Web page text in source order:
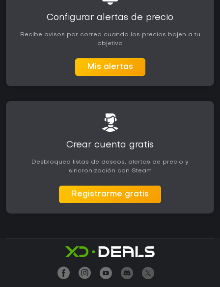
Configurar alertas de precio
Recibe avisos por correo cuando los precios bajen a tu
objetivo
Mis alertas
Crear cuenta gratis
Desbloquea listas de deseos, alertas de precio y
sincronización con Steam
Registrarme gratis